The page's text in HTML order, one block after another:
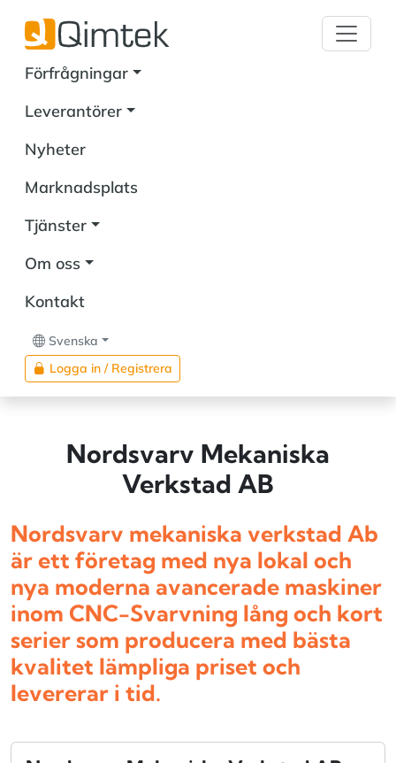
Förfrågningar
Leverantörer
Nyheter
Marknadsplats
Tjänster
Om oss
Kontakt
Svenska
Logga in / Registrera
Nordsvarv Mekaniska
Verkstad AB
Nordsvarv mekaniska verkstad Ab
är ett företag med nya lokal och
nya moderna avancerade maskiner
inom CNC-Svarvning lång och kort
serier som producera med bästa
kvalitet lämpliga priset och
levererar i tid.